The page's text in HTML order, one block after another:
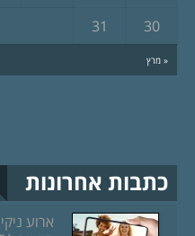
« מרץ
30
31
כתבות אחרונות